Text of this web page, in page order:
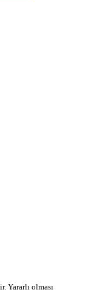
Yararlı olması